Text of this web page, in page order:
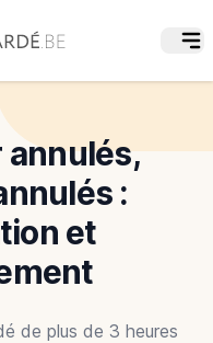
annulés,
:
et
de plus de 3 heures